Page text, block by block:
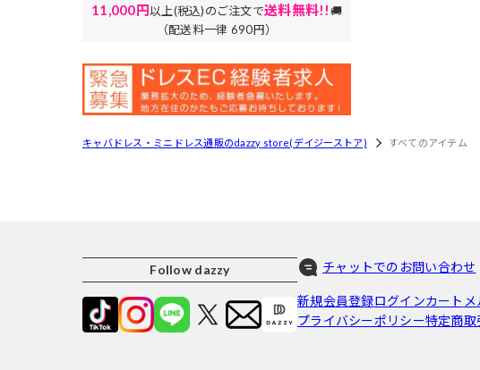
11,000円以上(税込)のご注文で送料無料!!🚚
（配送料一律 690円）
キャバドレス・ミニドレス通販のdazzy store(デイジーストア) すべてのアイテム
Follow dazzy チャットでのお問い合わせ
新規会員登録ログインカート
プライバシーポリシー特定商取